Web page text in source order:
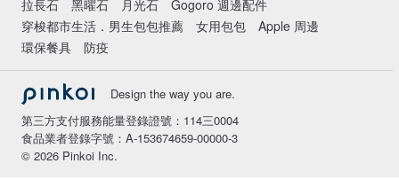
拉長石
黑曜石 月光石
Gogoro 週邊配件
穿梭都市生活．男生包包推薦
女用包包
Apple 周邊
環保餐具
防疫
Design the way you are.
第三方支付服務能量登錄證號：114三0004
食品業者登錄字號：A-153674659-00000-3
© 2026 Pinkoi Inc.